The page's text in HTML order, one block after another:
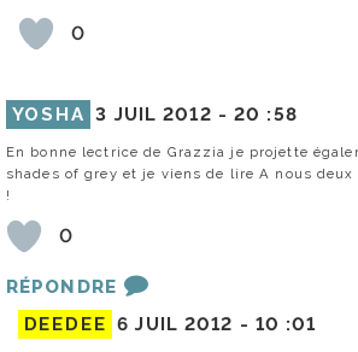
0
YOSHA 3 JUIL 2012 -20 :58
En bonne lectrice de Grazzia je projette
shades of grey et je viens de lire A nous
!
0
RÉPONDRE
DEEDEE 6 JUIL 2012 - 10 :01